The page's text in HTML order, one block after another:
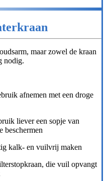
maar zowel de kraan
nodig.
afnemen met een droge
liever een sopje van
beschermen
kalk- en vuilvrij maken
die vuil opvangt